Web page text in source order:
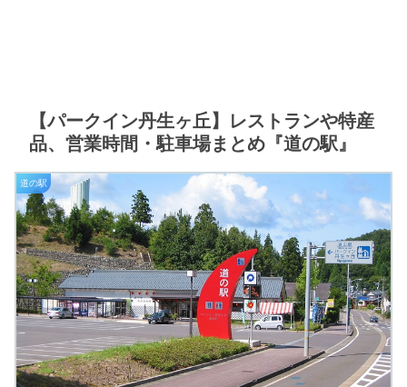
【パークイン丹生ヶ丘】レストランや特産
品、営業時間・駐車場まとめ『道の駅』
道の駅